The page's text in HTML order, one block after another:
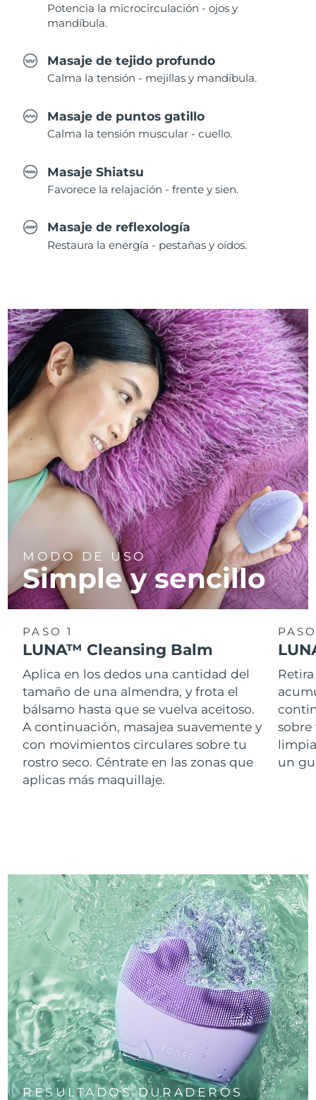
Potencia la microcirculación - ojos y
mandíbula.
Masaje de tejido profundo
Calma la tensión - mejillas y mandíbula.
Masaje de puntos gatillo
Calma la tensión muscular - cuello.
Masaje Shiatsu
Favorece la relajación - frente y sien.
Masaje de reflexología
Restaura la energía - pestañas y oídos.
MODO DE USO
Simple y sencillo
PASO 1
LUNA™ Cleansing Balm
Aplica en los dedos una cantidad del
tamaño de una almendra, y frota el
bálsamo hasta que se vuelva aceitoso.
A continuación, masajea suavemente y
con movimientos circulares sobre tu
rostro seco. Céntrate en las zonas que
aplicas más maquillaje.
un
RESULTADOS DURADEROS